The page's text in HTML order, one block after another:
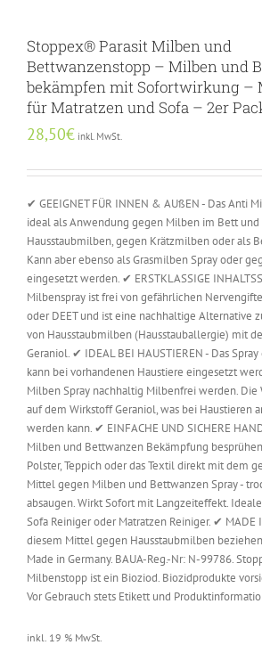
Stoppex® Parasit Milben und
Bettwanzenstopp – Milben und
bekämpfen mit Sofortwirkung –
für Matratzen und Sofa – 2er
28,50€ inkl. MwSt.
✔ GEEIGNET FÜR INNEN & AUßEN - Das Anti
ideal als Anwendung gegen Milben im Bett
Hausstaubmilben, gegen Krätzmilben oder als
Kann aber ebenso als Grasmilben Spray oder
eingesetzt werden. ✔ ERSTKLASSIGE
Milbenspray ist frei von gefährlichen
oder DEET und ist eine nachhaltige Alternative
von Hausstaubmilben (Hausstauballergie) mit
Geraniol. ✔ IDEAL BEI HAUSTIEREN - Das
kann bei vorhandenen Haustiere eingesetzt
Milben Spray nachhaltig Milbenfrei werden. Die
auf dem Wirkstoff Geraniol, was bei Haustieren
werden kann. ✔ EINFACHE UND SICHERE
Milben und Bettwanzen Bekämpfung
Polster, Teppich oder das Textil direkt mit dem
Mittel gegen Milben und Bettwanzen Spray -
absaugen. Wirkt Sofort mit Langzeiteffekt.
Sofa Reiniger oder Matratzen Reiniger. ✔ MADE
diesem Mittel gegen Hausstaubmilben
Made in Germany. BAUA-Reg.-Nr: N-99786.
Milbenstopp ist ein Bioziod. Biozidprodukte
Vor Gebrauch stets Etikett und
inkl. 19 % MwSt.